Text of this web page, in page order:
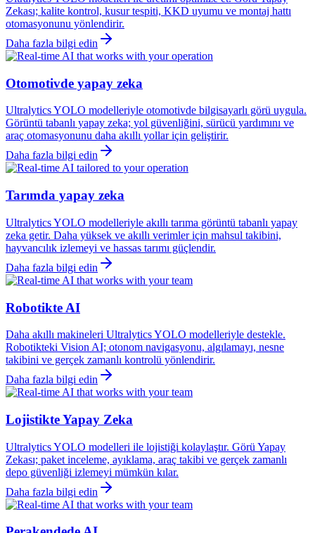
Zekası; kalite kontrol, kusur tespiti, KKD uyumu ve montaj hattı
otomasyonunu yönlendirir.
Daha fazla bilgi edin
Otomotivde yapay zeka
Ultralytics YOLO modelleriyle otomotivde bilgisayarlı görü uygula.
Görüntü tabanlı yapay zeka; yol güvenliğini, sürücü yardımını ve
araç otomasyonunu daha akıllı yollar için geliştirir.
Daha fazla bilgi edin
Tarımda yapay zeka
Ultralytics YOLO modelleriyle akıllı tarıma görüntü tabanlı yapay
zeka getir. Daha yüksek ve akıllı verimler için mahsul takibini,
hayvancılık izlemeyi ve hassas tarımı güçlendir.
Daha fazla bilgi edin
Robotikte AI
Daha akıllı makineleri Ultralytics YOLO modelleriyle destekle.
Robotikteki Vision AI; otonom navigasyonu, algılamayı, nesne
takibini ve gerçek zamanlı kontrolü yönlendirir.
Daha fazla bilgi edin
Lojistikte Yapay Zeka
Ultralytics YOLO modelleri ile lojistiği kolaylaştır. Görü Yapay
Zekası; paket inceleme, ayıklama, araç takibi ve gerçek zamanlı
depo güvenliği izlemeyi mümkün kılar.
Daha fazla bilgi edin